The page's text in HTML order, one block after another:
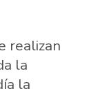
realizan
la
la